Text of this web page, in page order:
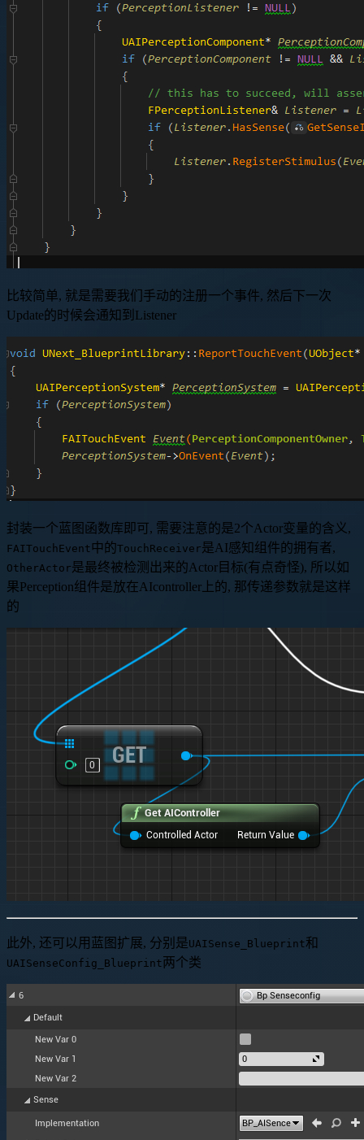
比较简单, 就是需要我们手动的注册一个事件, 然后下一次
Update的时候会通知到Listener
封装一个蓝图函数库即可, 需要注意的是2个Actor变量的含义,
FAITouchEvent中的TouchReceiver是AI感知组件的拥有者,
OtherActor是最终被检测出来的Actor目标(有点奇怪), 所以如
果Perception组件是放在AIcontroller上的, 那传递参数就是这样
的
此外, 还可以用蓝图扩展, 分别是UAISense_Blueprint和
UAISenseConfig_Blueprint两个类